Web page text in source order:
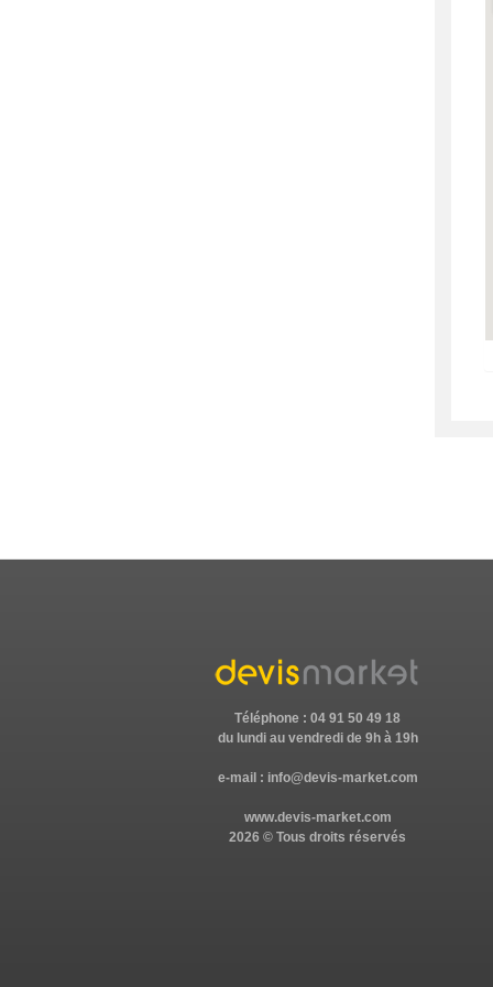
Téléphone : 04 91 50 49 18
du lundi au vendredi de 9h à 19h
e-mail : info@devis-market.com
www.devis-market.com
2026 © Tous droits réservés